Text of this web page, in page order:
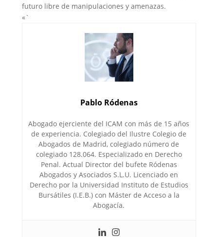
futuro libre de manipulaciones y amenazas.
«`
Pablo Ródenas
Abogado ejerciente del ICAM con más de 15 años
de experiencia. Colegiado del Ilustre Colegio de
Abogados de Madrid, colegiado número de
colegiado 128.064. Especializado en Derecho
Penal. Actual Director del bufete Ródenas
Abogados y Asociados S.L.U. Licenciado en
Derecho por la Universidad Instituto de Estudios
Bursátiles (I.E.B.) con Máster de Acceso a la
Abogacía.